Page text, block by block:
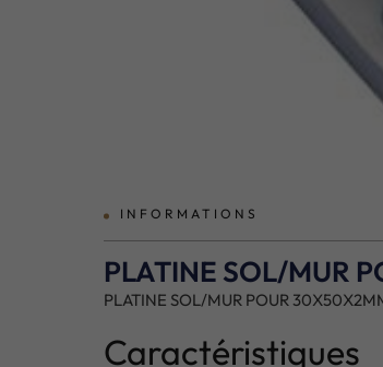
INFORMATIONS
PLATINE SOL/MUR
PLATINE SOL/MUR POUR
Caractéristiques